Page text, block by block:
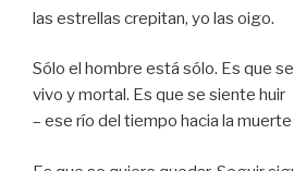
las estrellas crepitan, yo las oigo.
Sólo el hombre está sólo. Es que
vivo y mortal. Es que se siente huir
– ese río del tiempo hacia la muerte